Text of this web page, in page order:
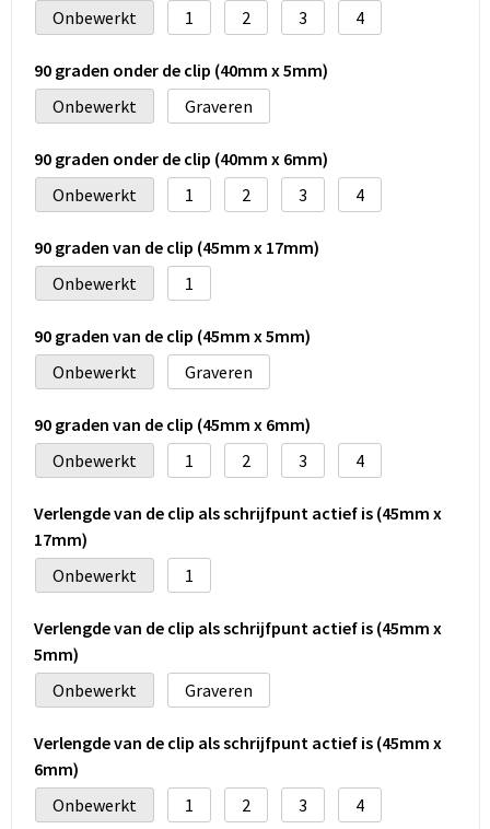
Onbewerkt
1 2 3 4
90 graden onder de clip (40mm x 5mm)
Onbewerkt
Graveren
90 graden onder de clip (40mm x 6mm)
Onbewerkt
1 2 3 4
90 graden van de clip (45mm x 17mm)
Onbewerkt
1
90 graden van de clip (45mm x 5mm)
Onbewerkt
Graveren
90 graden van de clip (45mm x 6mm)
Onbewerkt
1 2 3 4
Verlengde van de clip als schrijfpunt actief is (45mm x
17mm)
Onbewerkt
1
Verlengde van de clip als schrijfpunt actief is (45mm x
5mm)
Onbewerkt
Graveren
Verlengde van de clip als schrijfpunt actief is (45mm x
6mm)
Onbewerkt
1 2 3 4